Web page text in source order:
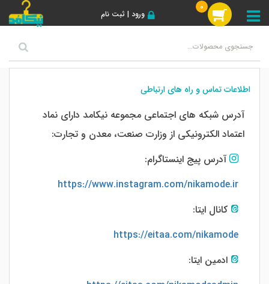
ورود | ثبت نام
0
اطلاعات تماس و راه های ارتباطی
آدرس شبکه های اجتماعی مجموعه نیکامد دارای نماد
اعتماد الکترونیکی از وزارت صنعت، معدن و تجارت:
آدرس پیج اینستاگرام:
https://www.instagram.com/nikamode.ir
کانال ایتا:
https://eitaa.com/nikamode
ادمین ایتا: